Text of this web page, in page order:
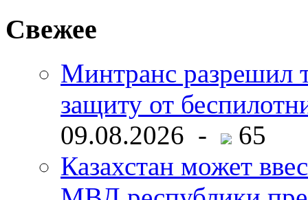
Свежее
Минтранс разрешил
защиту от
09.08.2026 -
65
Казахстан может